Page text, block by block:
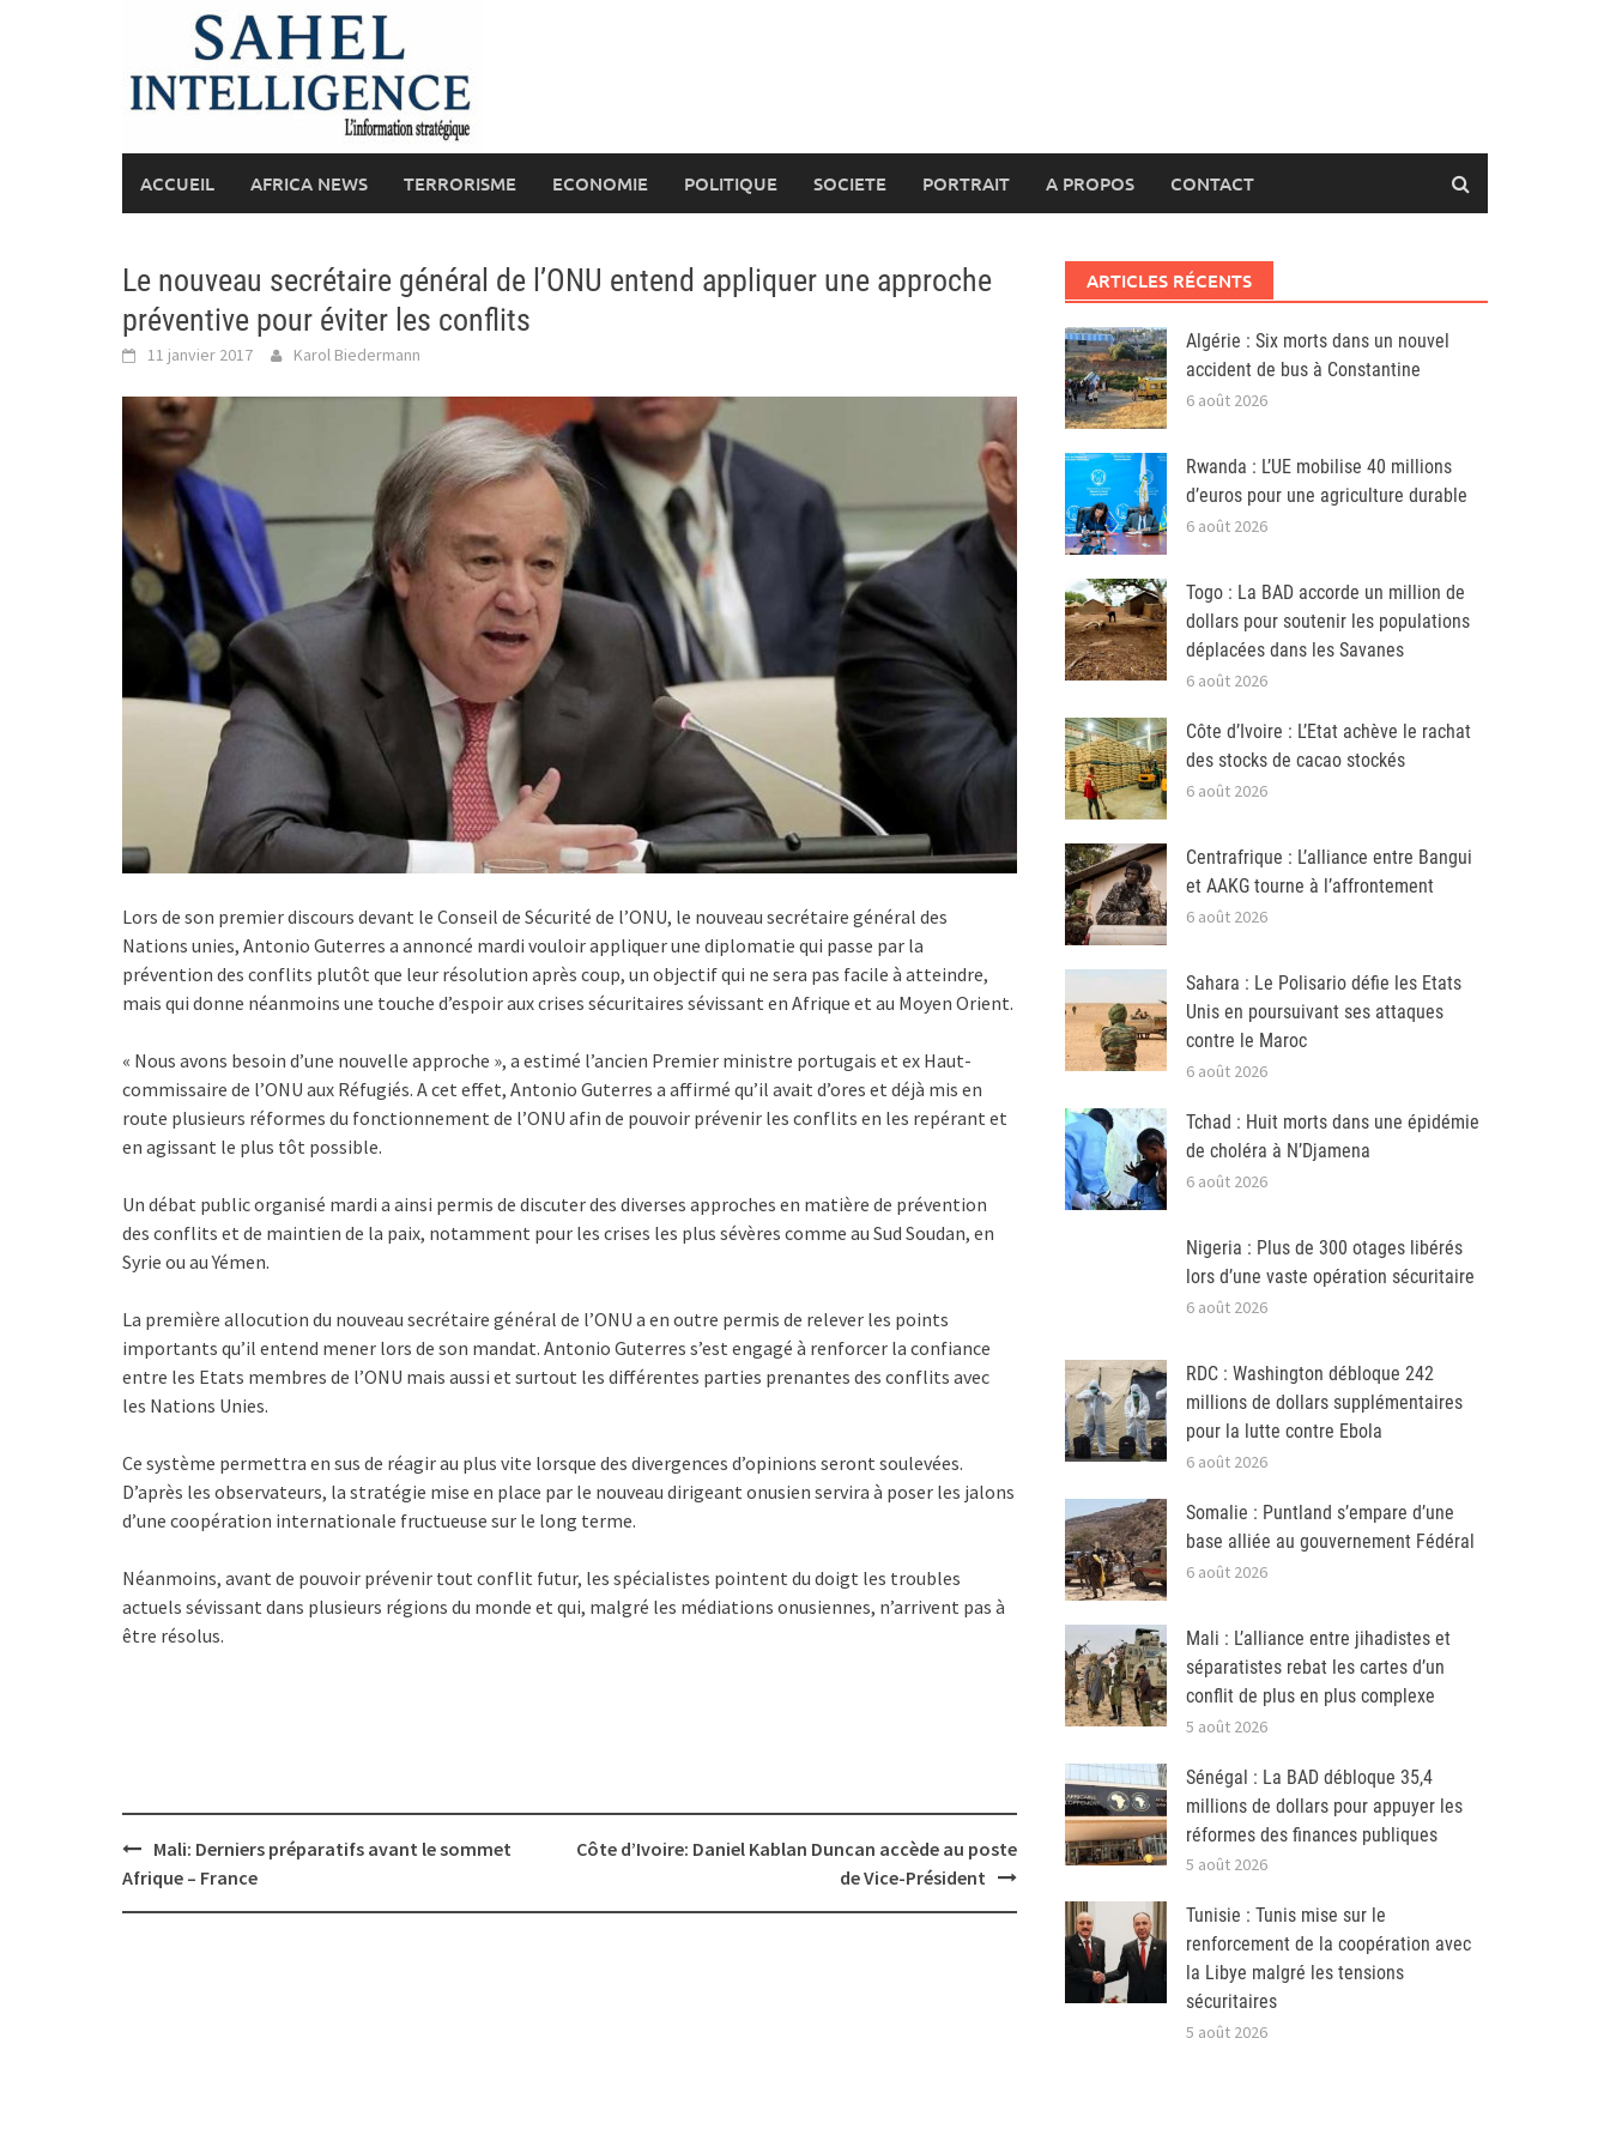
ACCUEIL AFRICA NEWS TERRORISME ECONOMIE POLITIQUE SOCIETE PORTRAIT A PROPOS CONTACT
Le nouveau secrétaire général de l’ONU entend appliquer une approche
préventive pour éviter les conflits
11 janvier 2017 Karol Biedermann
Lors de son premier discours devant le Conseil de Sécurité de l’ONU, le nouveau secrétaire général des
Nations unies, Antonio Guterres a annoncé mardi vouloir appliquer une diplomatie qui passe par la
prévention des conflits plutôt que leur résolution après coup, un objectif qui ne sera pas facile à atteindre,
mais qui donne néanmoins une touche d’espoir aux crises sécuritaires sévissant en Afrique et au Moyen Orient.
« Nous avons besoin d’une nouvelle approche », a estimé l’ancien Premier ministre portugais et ex Haut-
commissaire de l’ONU aux Réfugiés. A cet effet, Antonio Guterres a affirmé qu’il avait d’ores et déjà mis en
route plusieurs réformes du fonctionnement de l’ONU afin de pouvoir prévenir les conflits en les repérant et
en agissant le plus tôt possible.
Un débat public organisé mardi a ainsi permis de discuter des diverses approches en matière de prévention
des conflits et de maintien de la paix, notamment pour les crises les plus sévères comme au Sud Soudan, en
Syrie ou au Yémen.
La première allocution du nouveau secrétaire général de l’ONU a en outre permis de relever les points
importants qu’il entend mener lors de son mandat. Antonio Guterres s’est engagé à renforcer la confiance
entre les Etats membres de l’ONU mais aussi et surtout les différentes parties prenantes des conflits avec
les Nations Unies.
Ce système permettra en sus de réagir au plus vite lorsque des divergences d’opinions seront soulevées.
D’après les observateurs, la stratégie mise en place par le nouveau dirigeant onusien servira à poser les jalons
d’une coopération internationale fructueuse sur le long terme.
Néanmoins, avant de pouvoir prévenir tout conflit futur, les spécialistes pointent du doigt les troubles
actuels sévissant dans plusieurs régions du monde et qui, malgré les médiations onusiennes, n’arrivent pas à
être résolus.
Post
navigation
Mali: Derniers préparatifs avant le sommet
Afrique – France
Côte d’Ivoire: Daniel Kablan Duncan accède au poste
de Vice-Président
ARTICLES RÉCENTS
Algérie : Six morts dans un nouvel
accident de bus à Constantine
6 août 2026
Rwanda : L’UE mobilise 40 millions
d’euros pour une agriculture durable
6 août 2026
Togo : La BAD accorde un million de
dollars pour soutenir les populations
déplacées dans les Savanes
6 août 2026
Côte d’Ivoire : L’Etat achève le rachat
des stocks de cacao stockés
6 août 2026
Centrafrique : L’alliance entre Bangui
et AAKG tourne à l’affrontement
6 août 2026
Sahara : Le Polisario défie les Etats
Unis en poursuivant ses attaques
contre le Maroc
6 août 2026
Tchad : Huit morts dans une épidémie
de choléra à N’Djamena
6 août 2026
Nigeria : Plus de 300 otages libérés
lors d’une vaste opération sécuritaire
6 août 2026
RDC : Washington débloque 242
millions de dollars supplémentaires
pour la lutte contre Ebola
6 août 2026
Somalie : Puntland s’empare d’une
base alliée au gouvernement Fédéral
6 août 2026
Mali : L’alliance entre jihadistes et
séparatistes rebat les cartes d’un
conflit de plus en plus complexe
5 août 2026
Sénégal : La BAD débloque 35,4
millions de dollars pour appuyer les
réformes des finances publiques
5 août 2026
Tunisie : Tunis mise sur le
renforcement de la coopération avec
la Libye malgré les tensions
sécuritaires
5 août 2026